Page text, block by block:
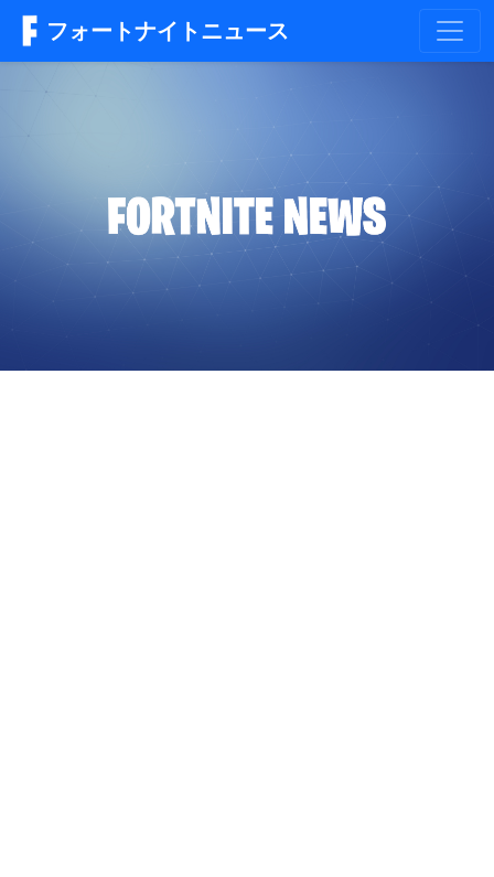
フォートナイトニュース